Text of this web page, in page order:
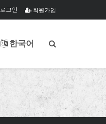
로그인 회원가입
한국어